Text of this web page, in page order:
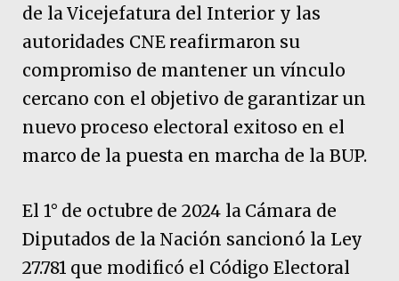
de la Vicejefatura del Interior y las
autoridades CNE reafirmaron su
compromiso de mantener un vínculo
cercano con el objetivo de garantizar un
nuevo proceso electoral exitoso en el
marco de la puesta en marcha de la BUP.
El 1° de octubre de 2024 la Cámara de
Diputados de la Nación sancionó la Ley
27.781 que modificó el Código Electoral